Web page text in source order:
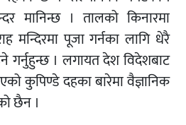
मानिन्छ । तालको किनारमा
मन्दिरमा पूजा गर्नका लागि धेरै
गर्नुहुन्छ । लगायत देश विदेशबाट
कुपिण्डे दहका बारेमा वैज्ञानिक
छैन ।